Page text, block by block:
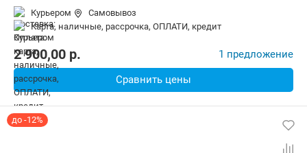
Количество программ:
Дополнительные функции:
Безопасность:
Защита от детей, Защита от протечек
Ширина:59.7 см
Курьером
Самовывоз
карта, наличные, рассрочка, ОПЛАТИ, кредит
2 900,00 p. 1 предложение
Сравнить цены
до -12%